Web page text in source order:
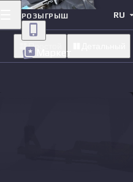
РОЗЫГРЫШ
Маркет
RU
Простой